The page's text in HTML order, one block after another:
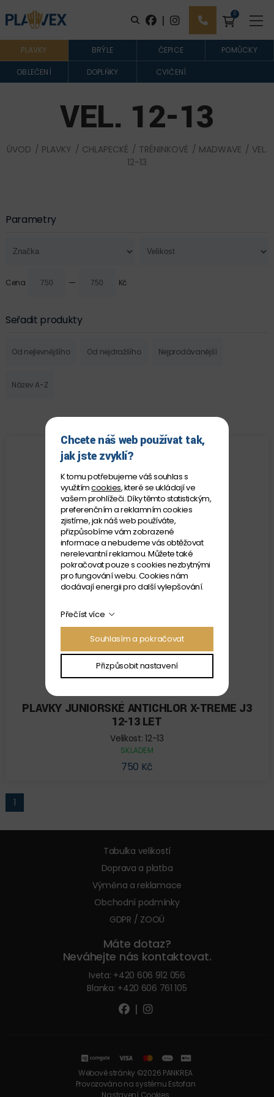
| 0
PLAVKY BRÝLE ČEPICE POMŮCKY
OBLEČENÍ DOPLŇKY CVIČENÍ
VEL. 12-13
ÚVOD / PLAVKY / CHLAPECKÉ / TRÉNINKOVÉ / MADWAVE / VEL.
12-13
Parametry
Cena — Kč
Seřadit produkty
Od nejlevnějšího Od nejdražšího Nejprodávanější
Název A-Z
PLAVKY JUNIORSKÉ ANTICHLOR X-TREME J3
12-13 LET
Velikost: 12-13
SKLADEM
750 Kč
1
Tabulka velikostí
Doprava a platba
Výměna a reklamace
Obchodní podmínky
GDPR / ZOOÚ
Máte dotaz?
Neváhejte nás kontaktovat.
Iveta: +420 606 912 056
Blanka: +420 606 761 105
|
Webové stránky ©2026 PANKREA
Provozováno na systému Estofan
Nastavení Cookies
Chcete náš web používat tak,
jak jste zvyklí?
K tomu potřebujeme váš souhlas s
využitímcookies, které se ukládají ve
vašem prohlížeči. Díky těmto statistickým,
preferenčním a reklamním cookies
zjistíme, jak náš web používáte,
přizpůsobíme vám zobrazené
informace a nebudeme vás obtěžovat
nerelevantní reklamou. Můžete také
pokračovat pouze s cookies nezbytnými
pro fungování webu. Cookies nám
dodávají energii pro další vylepšování.
Přečíst více
Souhlasím a pokračovat
Přizpůsobit nastavení